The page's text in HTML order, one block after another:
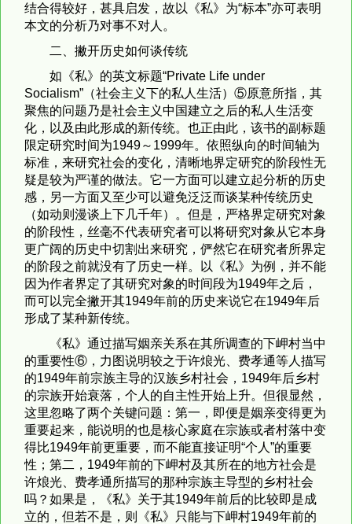
结合得较好，甚具启发，故以《私》为“标本”亦可表明
本文的分析乃对事不对人。
二、撇开历史如何谈传统
如《私》的英文标题“Private Life under
Socialism”（社会主义下的私人生活）⑤原意所指，其
聚焦的问题乃是社会主义中国建立之后的私人生活变
化，以及由此形成的新传统。也正由此，该书的副标题
限定研究时间为1949～1999年。依照纵向的时间轴为
标准，来研究社会的变化，清晰地界定研究的阶段性无
疑是较为严谨的做法。它一方面可以建立起分析的历史
感，另一方面又至少可以避免泛泛而谈某种传统历史
（如动则漫谈上下几千年）。但是，严格界定研究对象
的阶段性，丝毫不代表研究者可以将研究对象从它本身
更广阔的历史中切割出来研究，俨然它在研究者所界定
的阶段之前就没有了历史一样。以《私》为例，并不能
因为作者界定了其研究对象的时间段为1949年之后，
而可以完全撇开其1949年前的历史来说它在1949年后
形成了某种新传统。
《私》通过描写姻亲关系在其所调查的下岬村当中
的重要性⑥，力图说明较之于许烺光、费孝通等人描写
的1949年前宗族主导的汉族乡村社会，1949年后乡村
的宗族开始衰落，个人的自主性开始上升。但很显然，
这里忽略了两个关键问题：第一，即便是姻亲变得更为
重要起来，能说明的也是核心家庭在宗族或者村落中变
得比1949年前更重要，而不能直接证明“个人”的重要
性；第二，1949年前的下岬村及其所在的地方社会是
许烺光、费孝通所描写的那种宗族主导型的乡村社会
吗？如果是，《私》关于其1949年前后的比较即是成
立的，但若不是，则《私》只能与下岬村1949年前的